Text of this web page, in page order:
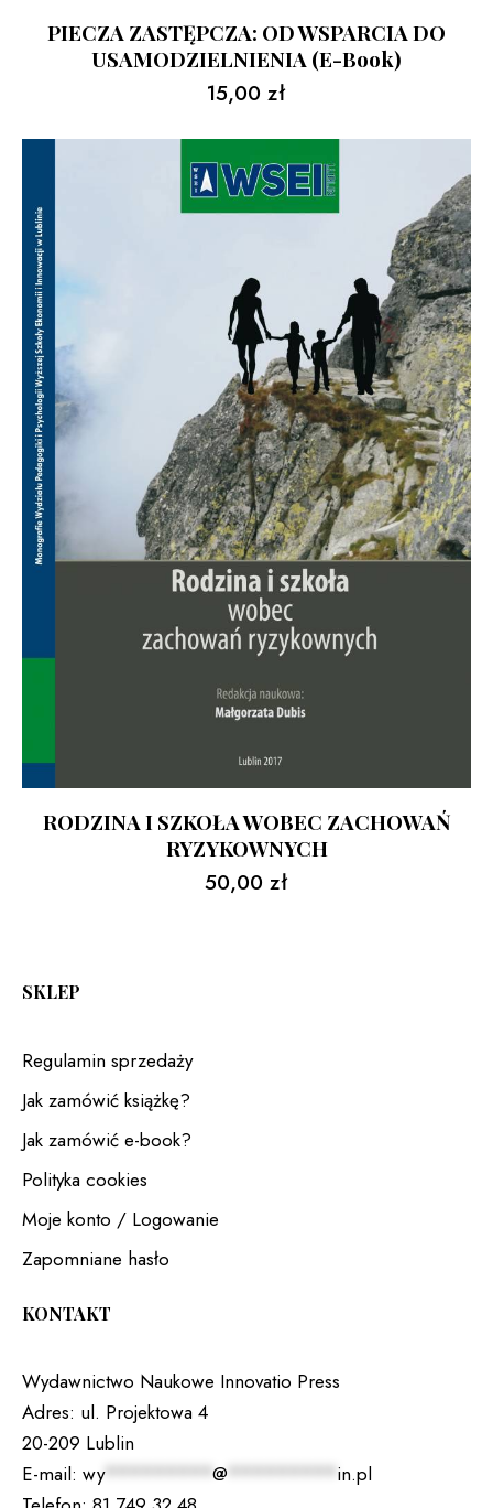
PIECZA ZASTĘPCZA: OD WSPARCIA DO
USAMODZIELNIENIA (e-Book)
15,00 zł
RODZINA I SZKOŁA WOBEC ZACHOWAŃ
RYZYKOWNYCH
50,00 zł
SKLEP
Regulamin sprzedaży
Jak zamówić książkę?
Jak zamówić e-book?
Polityka cookies
Moje konto / Logowanie
Zapomniane hasło
KONTAKT
Wydawnictwo Naukowe Innovatio Press
Adres: ul. Projektowa 4
20-209 Lublin
E-mail: wy*********@********* in.pl